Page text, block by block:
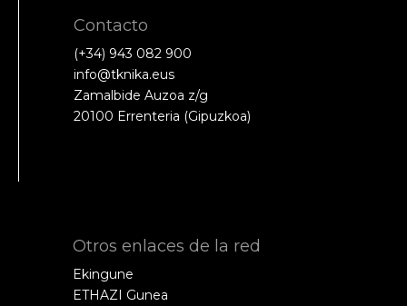
Contacto
(+34) 943 082 900
info@tknika.eus
Zamalbide Auzoa z/g
20100 Errenteria (Gipuzkoa)
Otros enlaces de la red
Ekingune
ETHAZI Gunea